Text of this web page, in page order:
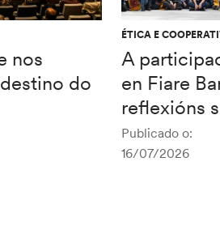
nos
do
ÉTICA E
A
en Fiare
reflexións
Publicado o:
16/07/2026